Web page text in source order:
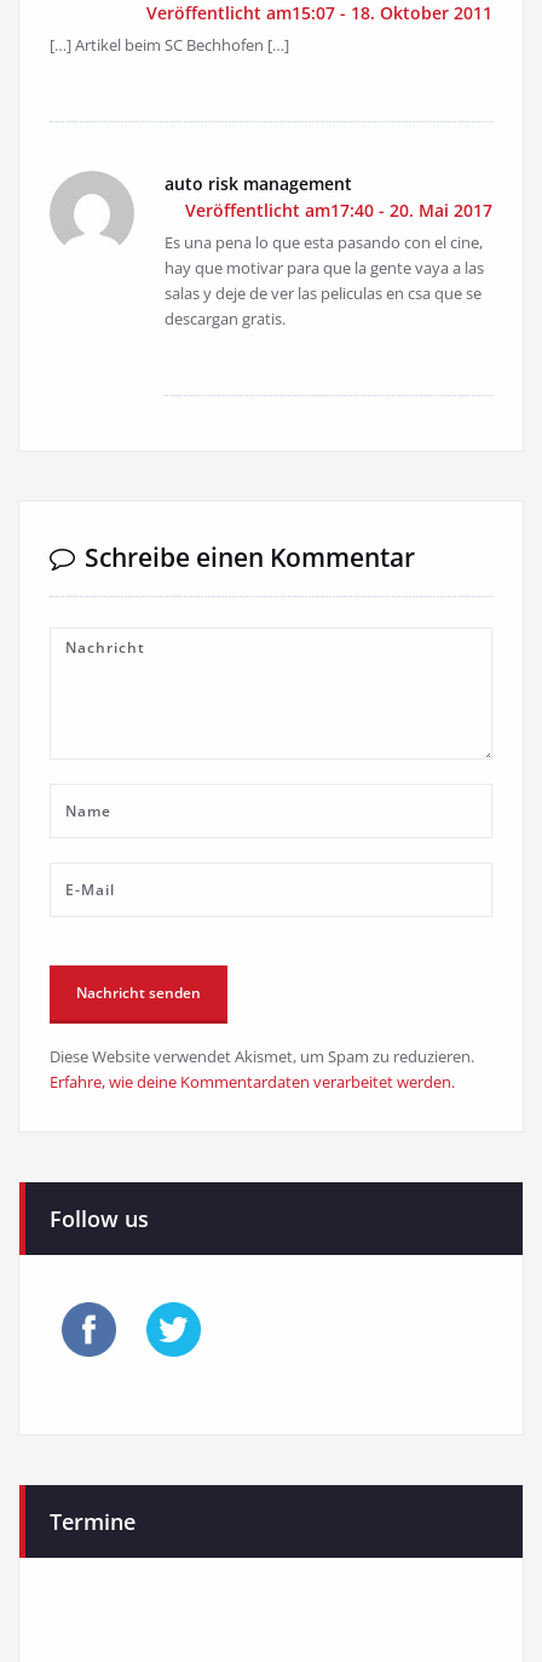
Veröffentlicht am15:07 - 18. Oktober 2011
[…] Artikel beim SC Bechhofen […]
auto risk management
Veröffentlicht am17:40 - 20. Mai 2017
Es una pena lo que esta pasando con el cine,
hay que motivar para que la gente vaya a las
salas y deje de ver las peliculas en csa que se
descargan gratis.
Schreibe einen Kommentar
Diese Website verwendet Akismet, um Spam zu reduzieren.
Erfahre, wie deine Kommentardaten verarbeitet werden.
Follow us
Termine